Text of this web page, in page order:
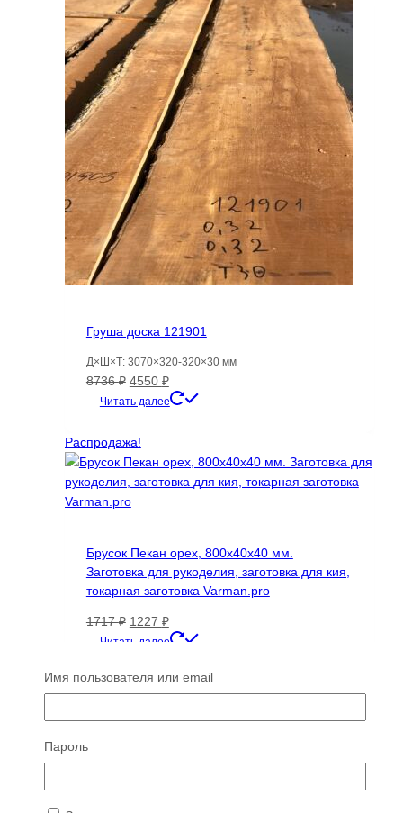
Груша доска 121901
Д×Ш×Т: 3070×320-320×30 мм
8736₽ Первоначальная
цена
8736 ₽.
4550 ₽Текущая
цена:
Читать далее
Распродажа!
Брусок Пекан орех, 800х40х40 мм.
Заготовка для рукоделия, заготовка для кия,
токарная заготовка Varman.pro
1717₽ Первоначальная
цена
1717 ₽.
1227 ₽Текущая
цена:
Читать далее
Распродажа!
пареный 1-2-117109
Имя пользователя или email
Пароль